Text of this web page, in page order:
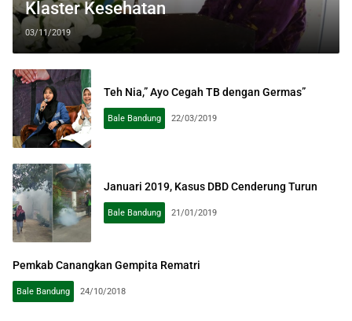
Klaster Kesehatan
03/11/2019
Teh Nia,” Ayo Cegah TB dengan Germas”
Bale Bandung 22/03/2019
Januari 2019, Kasus DBD Cenderung Turun
Bale Bandung 21/01/2019
Pemkab Canangkan Gempita Rematri
Bale Bandung 24/10/2018